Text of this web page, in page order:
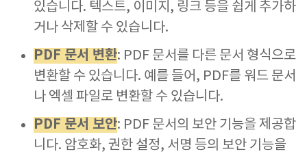
있습니다. 텍스트, 이미지, 링크 등을 쉽게 추가하
거나 삭제할 수 있습니다.
PDF 문서 변환: PDF 문서를 다른 문서 형식으로
변환할 수 있습니다. 예를 들어, PDF를 워드 문서
나 엑셀 파일로 변환할 수 있습니다.
PDF 문서 보안: PDF 문서의 보안 기능을 제공합
니다. 암호화, 권한 설정, 서명 등의 보안 기능을